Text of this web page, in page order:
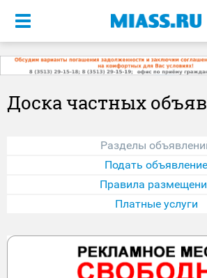
Меню
Доска частных
Разделы
Подать объявление
Правила
Платные услуги